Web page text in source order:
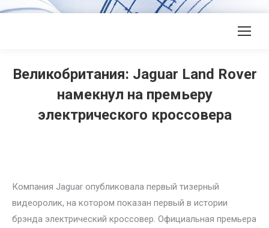
Великобритания: Jaguar Land Rover
намекнул на премьеру
электрического кроссовера
Компания Jaguar опубликовала первый тизерный
видеоролик, на котором показан первый в истории
брэнда электрический кроссовер. Официальная премьера